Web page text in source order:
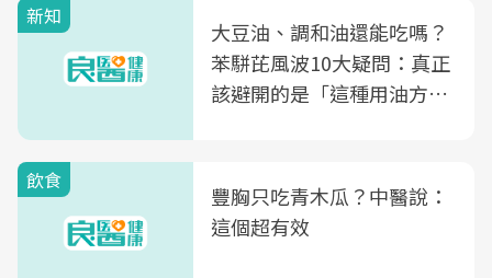
新知
大豆油、調和油還能吃嗎？
苯駢芘風波10大疑問：真正
該避開的是「這種用油方
飲食
豐胸只吃青木瓜？中醫說：
這個超有效